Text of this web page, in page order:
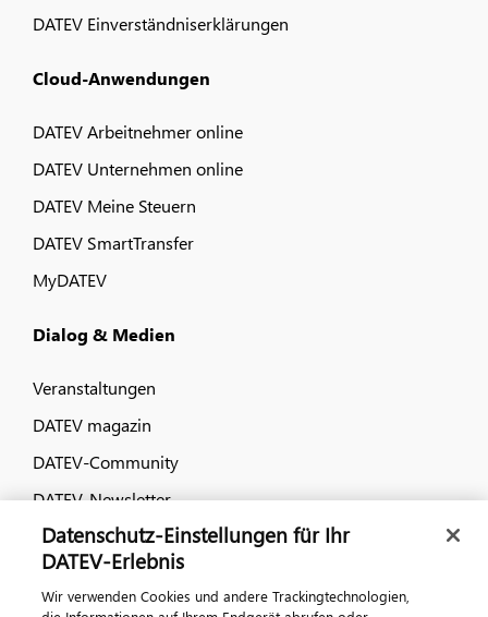
DATEV Einverständniserklärungen
Cloud-Anwendungen
DATEV Arbeitnehmer online
DATEV Unternehmen online
DATEV Meine Steuern
DATEV SmartTransfer
MyDATEV
Dialog & Medien
Veranstaltungen
DATEV magazin
DATEV-Community
DATEV-Newsletter
Kontaktieren Sie uns
Datenschutz-Einstellungen für Ihr
DATEV-Erlebnis
Wir verwenden Cookies und andere Trackingtechnologien,